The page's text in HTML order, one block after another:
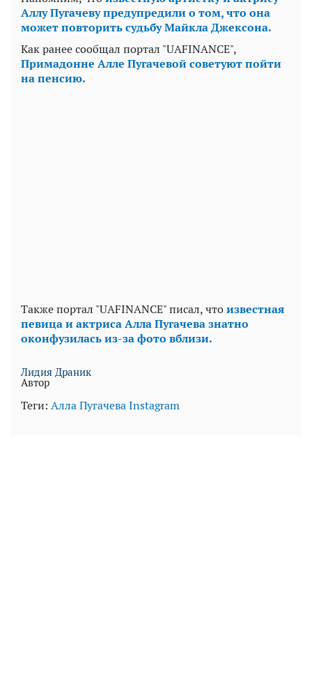
Аллу Пугачеву предупредили о том, что она
может повторить судьбу Майкла Джексона.
Как ранее сообщал портал "UAFINANCE",
Примадонне Алле Пугачевой советуют пойти
на пенсию.
Также портал "UAFINANCE" писал, чтоизвестная
певица и актриса Алла Пугачева знатно
оконфузилась из-за фото вблизи.
Лидия Драник
Автор
Теги: Алла ПугачеваInstagram